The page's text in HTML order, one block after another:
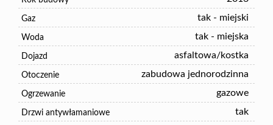
Gaz tak - miejski
Woda tak - miejska
Dojazd asfaltowa/kostka
Otoczenie zabudowa jednorodzinna
Ogrzewanie gazowe
Drzwi antywłamaniowe tak